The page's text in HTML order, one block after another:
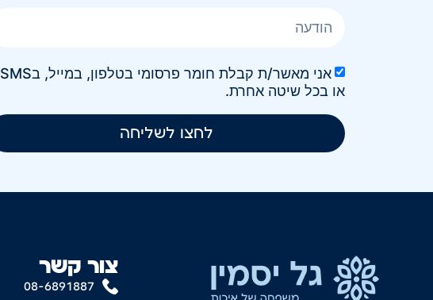
אני מאשר/ת קבלת חומר פרסומי בטלפון, במייל, בSMS
או בכל שיטה אחרת.
לחצו לשליחה
צור קשר
08-6891887